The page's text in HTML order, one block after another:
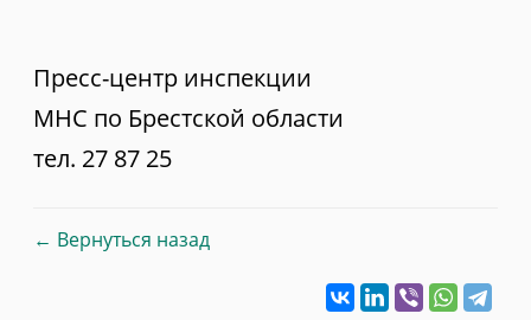
Пресс-центр инспекции
МНС по Брестской области
тел. 27 87 25
← Вернуться назад